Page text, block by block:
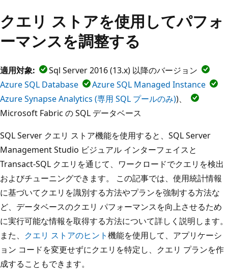
クエリ ストアを使用してパフォ
ーマンスを調整する
適用対象:
Sql Server 2016 (13.x) 以降のバージョン
Azure SQL Database
Azure SQL Managed Instance
Azure Synapse Analytics (専用 SQL プールのみ))、
Microsoft Fabric の SQL データベース
SQL Server クエリ ストア機能を使用すると、SQL Server
Management Studio ビジュアル インターフェイスと
Transact-SQL クエリを通じて、ワークロードでクエリを検出
およびチューニングできます。 この記事では、使用統計情報
に基づいてクエリを識別する方法やプランを強制する方法な
ど、データベースのクエリ パフォーマンスを向上させるため
に実行可能な情報を取得する方法について詳しく説明します。
また、 クエリ ストアのヒント機能を使用して、アプリケーシ
ョン コードを変更せずにクエリを特定し、クエリ プランを作
成することもできます。